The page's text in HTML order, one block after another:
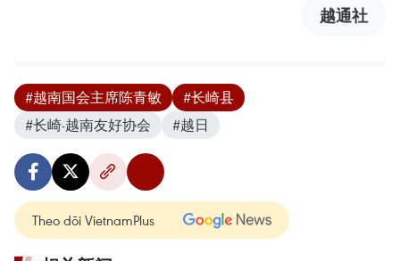
越通社
#越南国会主席陈青敏
#长崎县
#长崎-越南友好协会
#越日
Theo dõi VietnamPlus